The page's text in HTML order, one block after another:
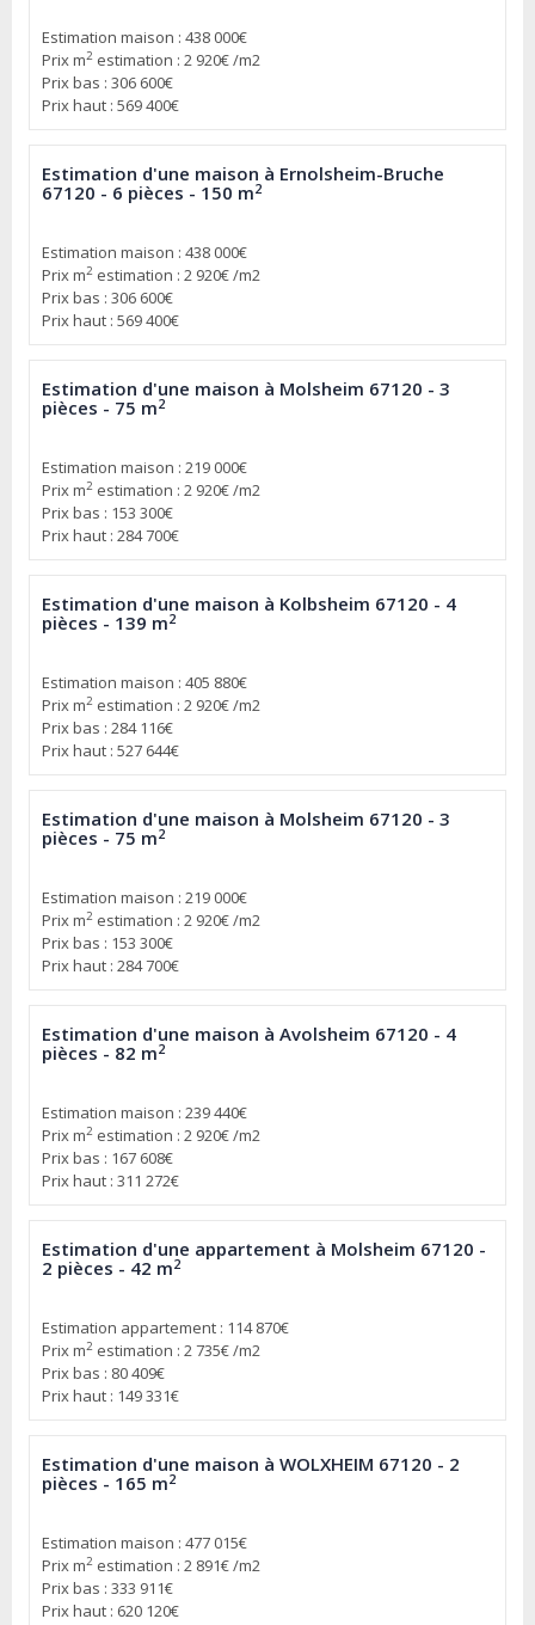
Estimation maison : 438 000€
Prix m2 estimation : 2 920€ /m2
Prix bas : 306 600€
Prix haut : 569 400€
Estimation d'une maison à Ernolsheim-Bruche
67120 - 6 pièces - 150 m2
Estimation maison : 438 000€
Prix m2 estimation : 2 920€ /m2
Prix bas : 306 600€
Prix haut : 569 400€
Estimation d'une maison à Molsheim 67120 - 3
pièces - 75 m2
Estimation maison : 219 000€
Prix m2 estimation : 2 920€ /m2
Prix bas : 153 300€
Prix haut : 284 700€
Estimation d'une maison à Kolbsheim 67120 - 4
pièces - 139 m2
Estimation maison : 405 880€
Prix m2 estimation : 2 920€ /m2
Prix bas : 284 116€
Prix haut : 527 644€
Estimation d'une maison à Molsheim 67120 - 3
pièces - 75 m2
Estimation maison : 219 000€
Prix m2 estimation : 2 920€ /m2
Prix bas : 153 300€
Prix haut : 284 700€
Estimation d'une maison à Avolsheim 67120 - 4
pièces - 82 m2
Estimation maison : 239 440€
Prix m2 estimation : 2 920€ /m2
Prix bas : 167 608€
Prix haut : 311 272€
Estimation d'une appartement à Molsheim 67120 -
2 pièces - 42 m2
Estimation appartement : 114 870€
Prix m2 estimation : 2 735€ /m2
Prix bas : 80 409€
Prix haut : 149 331€
Estimation d'une maison à WOLXHEIM 67120 - 2
pièces - 165 m2
Estimation maison : 477 015€
Prix m2 estimation : 2 891€ /m2
Prix bas : 333 911€
Prix haut : 620 120€